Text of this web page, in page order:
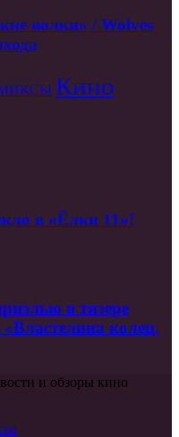
волки» / Wolves
Кино
в «Ёлки 11»!
в тизере
колец.
и обзоры кино